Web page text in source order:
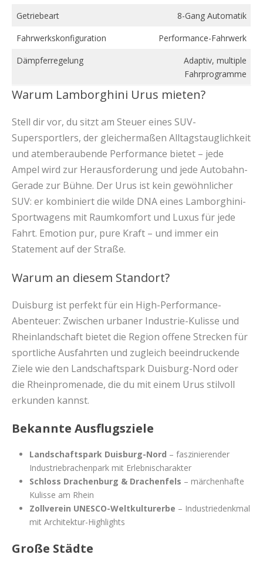
Getriebeart
8-Gang Automatik
Fahrwerkskonfiguration
Performance-Fahrwerk
Dämpferregelung
Adaptiv, multiple
Fahrprogramme
Warum Lamborghini Urus mieten?
Stell dir vor, du sitzt am Steuer eines SUV-
Supersportlers, der gleichermaßen Alltagstauglichkeit
und atemberaubende Performance bietet – jede
Ampel wird zur Herausforderung und jede Autobahn-
Gerade zur Bühne. Der Urus ist kein gewöhnlicher
SUV: er kombiniert die wilde DNA eines Lamborghini-
Sportwagens mit Raumkomfort und Luxus für jede
Fahrt. Emotion pur, pure Kraft – und immer ein
Statement auf der Straße.
Warum an diesem Standort?
Duisburg ist perfekt für ein High-Performance-
Abenteuer: Zwischen urbaner Industrie-Kulisse und
Rheinlandschaft bietet die Region offene Strecken für
sportliche Ausfahrten und zugleich beeindruckende
Ziele wie den Landschaftspark Duisburg-Nord oder
die Rheinpromenade, die du mit einem Urus stilvoll
erkunden kannst.
Bekannte Ausflugsziele
Landschaftspark Duisburg-Nord – faszinierender
Industriebrachenpark mit Erlebnischarakter
Schloss Drachenburg & Drachenfels – märchenhafte
Kulisse am Rhein
Zollverein UNESCO-Weltkulturerbe – Industriedenkmal
mit Architektur-Highlights
Große Städte